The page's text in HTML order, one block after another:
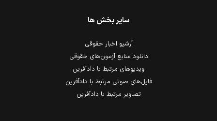
سایر بخش ها
آرشیو اخبار حقوقی
دانلود منابع آزمون‌های حقوقی
ویدیوهای مرتبط با دادآفرین
فایل‌های صوتی مرتبط با دادآفرین
تصاویر مرتبط با دادآفرین